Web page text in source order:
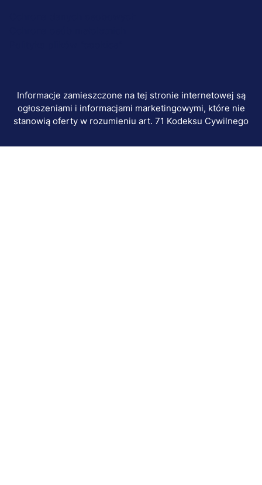
Informacje zamieszczone na tej stronie internetowej są
ogłoszeniami i informacjami marketingowymi, które nie
stanowią oferty w rozumieniu art. 71 Kodeksu Cywilnego